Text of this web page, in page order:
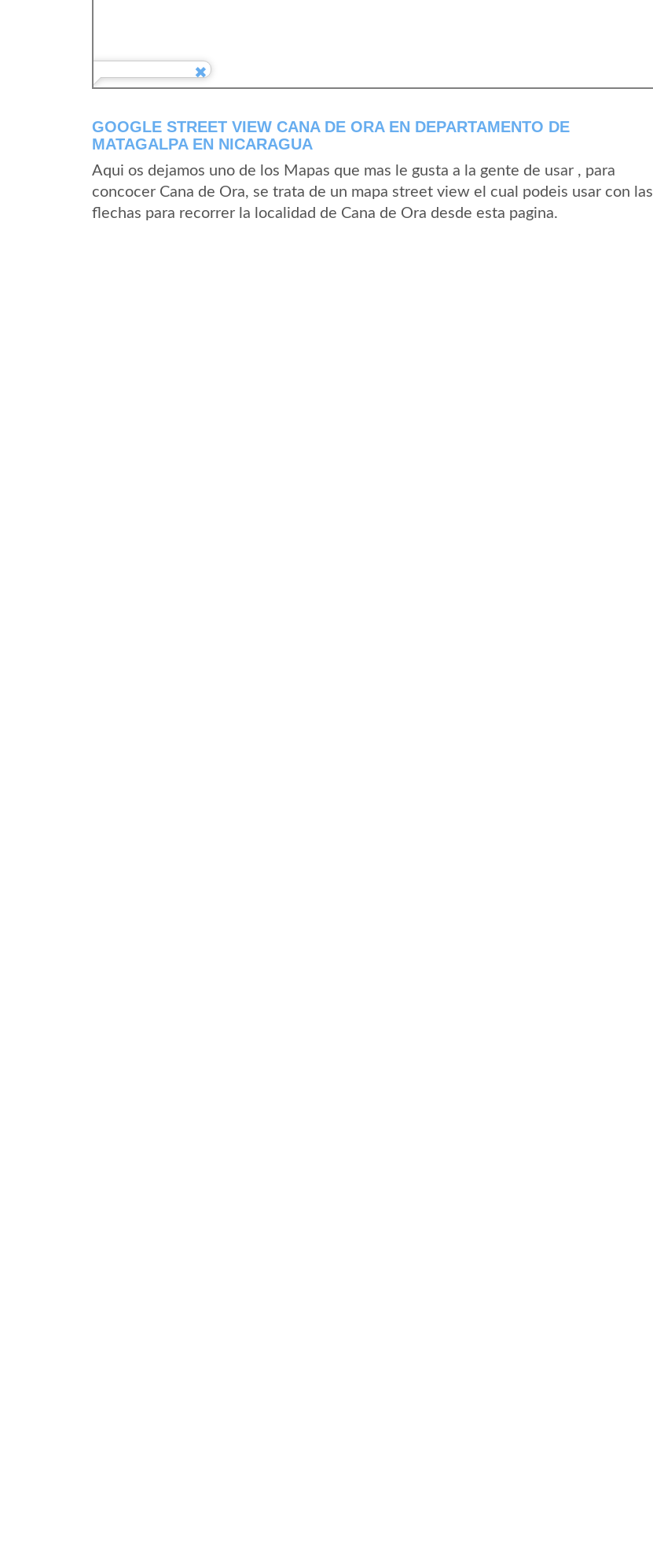
GOOGLE STREET VIEW CANA DE ORA EN DEPARTAMENTO DE
MATAGALPA EN NICARAGUA
Aqui os dejamos uno de los Mapas que mas le gusta a la gente de usar , para
concocer Cana de Ora, se trata de un mapa street view el cual podeis usar con las
flechas para recorrer la localidad de Cana de Ora desde esta pagina.